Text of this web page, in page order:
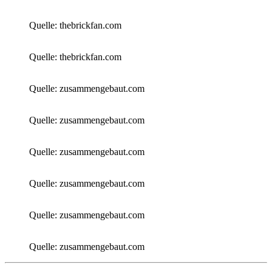
Quelle: thebrickfan.com
Quelle: thebrickfan.com
Quelle: zusammengebaut.com
Quelle: zusammengebaut.com
Quelle: zusammengebaut.com
Quelle: zusammengebaut.com
Quelle: zusammengebaut.com
Quelle: zusammengebaut.com